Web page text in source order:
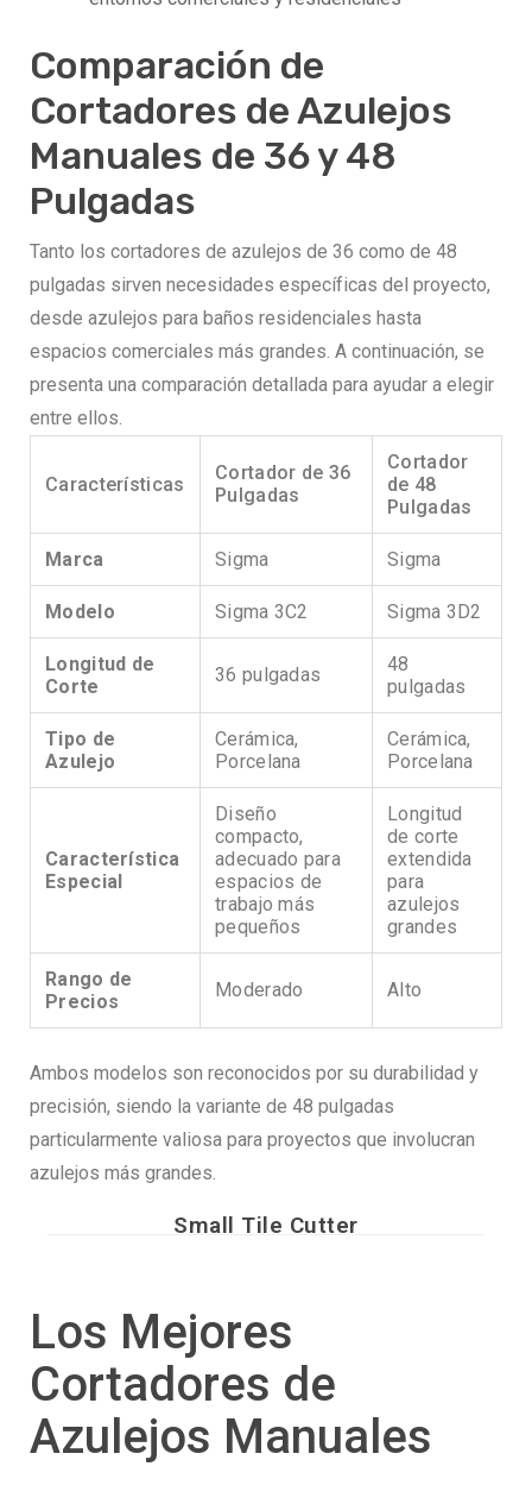
Comparación de
Cortadores de Azulejos
Manuales de 36 y 48
Pulgadas
Tanto los cortadores de azulejos de 36 como de 48
pulgadas sirven necesidades específicas del proyecto,
desde azulejos para baños residenciales hasta
espacios comerciales más grandes. A continuación, se
presenta una comparación detallada para ayudar a elegir
entre ellos.
Características
Cortador de 36
Pulgadas
Cortador
de 48
Pulgadas
Marca Sigma Sigma
Modelo Sigma 3C2 Sigma 3D2
Longitud de
Corte
36 pulgadas
48
pulgadas
Tipo de
Azulejo
Cerámica,
Porcelana
Cerámica,
Porcelana
Característica
Especial
Diseño
compacto,
adecuado para
espacios de
trabajo más
pequeños
Longitud
de corte
extendida
para
azulejos
grandes
Rango de
Precios
Moderado Alto
Ambos modelos son reconocidos por su durabilidad y
precisión, siendo la variante de 48 pulgadas
particularmente valiosa para proyectos que involucran
azulejos más grandes.
Small Tile Cutter
Los Mejores
Cortadores de
Azulejos Manuales